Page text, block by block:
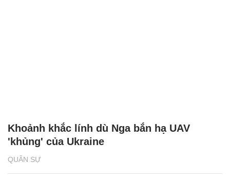
QUÂN SỰ
Khoảnh khắc lính dù Nga bắn hạ UAV
'khủng' của Ukraine